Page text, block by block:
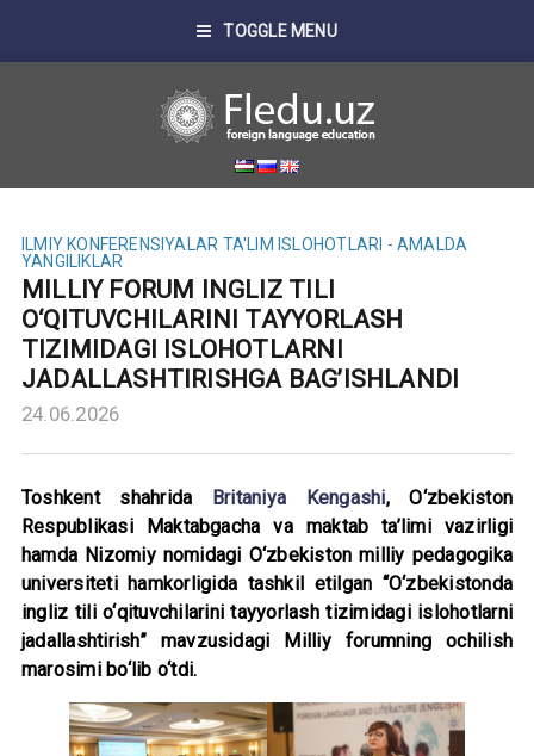
TOGGLE MENU
ILMIY KONFERENSIYALAR TA'LIM ISLOHOTLARI - AMALDA
YANGILIKLAR
MILLIY FORUM INGLIZ TILI
O‘QITUVCHILARINI TAYYORLASH
TIZIMIDAGI ISLOHOTLARNI
JADALLASHTIRISHGA BAG’ISHLANDI
24.06.2026
Toshkent shahrida Britaniya Kengashi, O‘zbekiston
Respublikasi Maktabgacha va maktab ta’limi vazirligi
hamda Nizomiy nomidagi O‘zbekiston milliy pedagogika
universiteti hamkorligida tashkil etilgan “O‘zbekistonda
ingliz tili o‘qituvchilarini tayyorlash tizimidagi islohotlarni
jadallashtirish” mavzusidagi Milliy forumning ochilish
marosimi bo‘lib o‘tdi.